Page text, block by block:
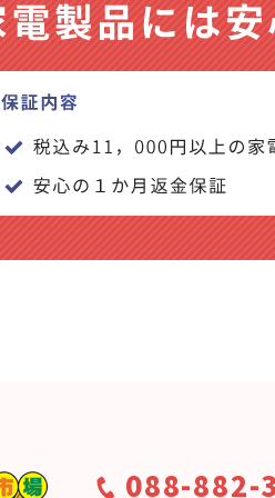
088-882-